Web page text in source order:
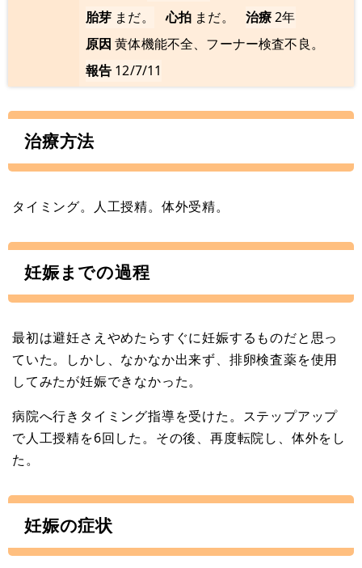
胎芽 まだ。 心拍 まだ。 治療2年
原因 黄体機能不全、フーナー検査不良。
報告 12/7/11
治療方法
タイミング。人工授精。体外受精。
妊娠までの過程
最初は避妊さえやめたらすぐに妊娠するものだと思っ
ていた。しかし、なかなか出来ず、排卵検査薬を使用
してみたが妊娠できなかった。
病院へ行きタイミング指導を受けた。ステップアップ
で人工授精を6回した。その後、再度転院し、体外をし
た。
妊娠の症状